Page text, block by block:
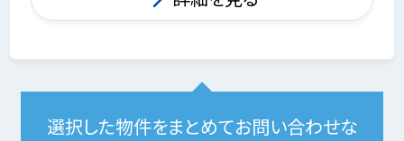
選択した物件をまとめてお問い合わせな